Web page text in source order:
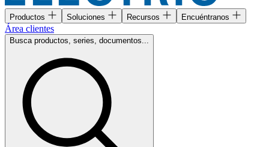
Productos Soluciones Recursos Encuéntranos
Área clientes
Busca productos, series, documentos...